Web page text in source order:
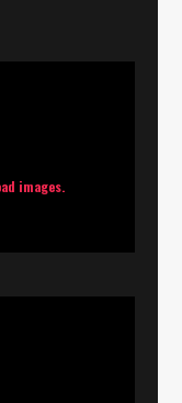
images.